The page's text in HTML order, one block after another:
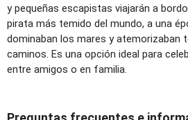
y pequeñas escapistas viajarán a
pirata más temido del mundo, a una
dominaban los mares y atemorizaban
caminos. Es una opción ideal para
entre amigos o en familia.